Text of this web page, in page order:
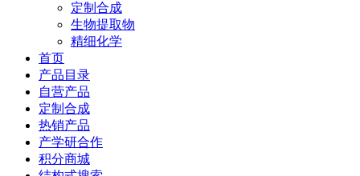
定制合成
生物提取物
精细化学
首页
产品目录
自营产品
定制合成
热销产品
产学研合作
积分商城